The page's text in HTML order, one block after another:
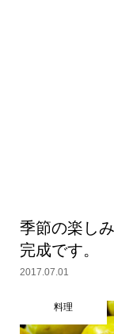
季節の楽し
完成です。
2017.07.01
料理